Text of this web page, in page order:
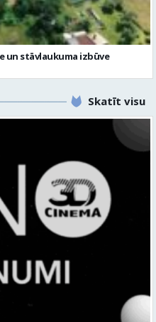
un stāvlaukuma izbūve
Skatīt visu